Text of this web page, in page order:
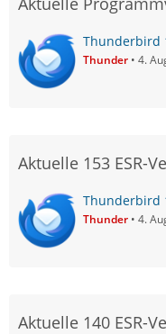
Thunderbird
Thunder 4.
Aktuelle 153 ESR-
Thunderbird
Thunder 4.
Aktuelle 140 ESR-